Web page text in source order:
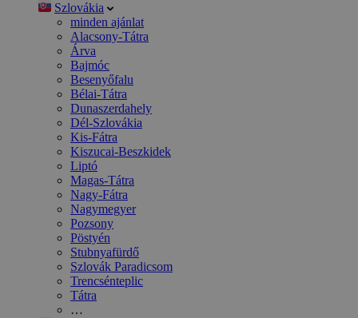
Szlovákia
minden ajánlat
Alacsony-Tátra
Árva
Bajmóc
Besenyőfalu
Bélai-Tátra
Dunaszerdahely
Dél-Szlovákia
Kis-Fátra
Kiszucai-Beszkidek
Liptó
Magas-Tátra
Nagy-Fátra
Nagymegyer
Pozsony
Pöstyén
Stubnyafürdő
Szlovák Paradicsom
Trencsénteplic
Tátra
…